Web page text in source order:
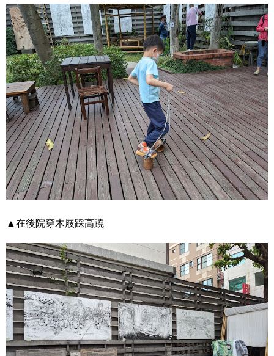
▲在後院穿木屐踩高蹺